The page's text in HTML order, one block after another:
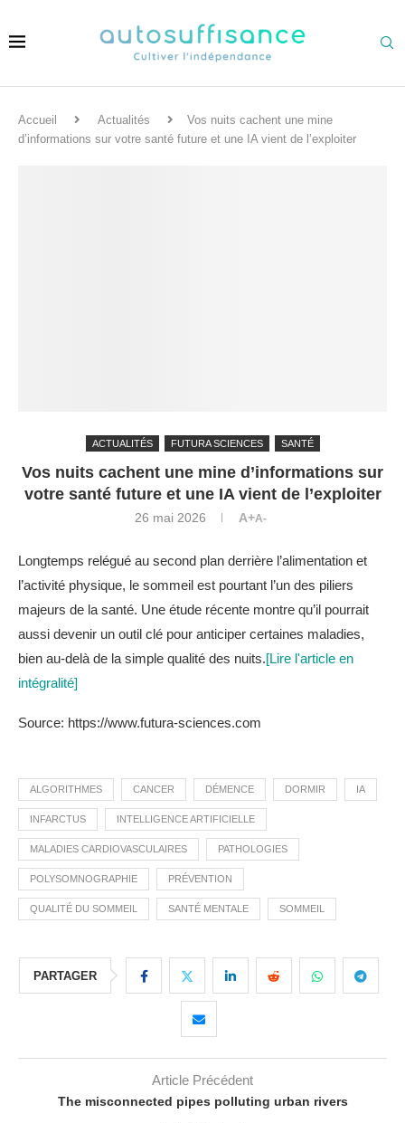
Accueil Actualités
Vos nuits cachent une mine
d’informations sur votre santé future et une IA vient de l’exploiter
ACTUALITÉS FUTURA SCIENCES SANTÉ
Vos nuits cachent une mine d’informations sur
votre santé future et une IA vient de l’exploiter
26 mai 2026 A+A-
Longtemps relégué au second plan derrière l’alimentation et
l’activité physique, le sommeil est pourtant l’un des piliers
majeurs de la santé. Une étude récente montre qu’il pourrait
aussi devenir un outil clé pour anticiper certaines maladies,
bien au-delà de la simple qualité des nuits.[Lire l'article en
intégralité]
Source: https://www.futura-sciences.com
ALGORITHMES CANCER DÉMENCE DORMIR IA
INFARCTUS INTELLIGENCE ARTIFICIELLE
MALADIES CARDIOVASCULAIRES PATHOLOGIES
POLYSOMNOGRAPHIE PRÉVENTION
QUALITÉ DU SOMMEIL SANTÉ MENTALE SOMMEIL
PARTAGER
Article Précédent
The misconnected pipes polluting urban rivers